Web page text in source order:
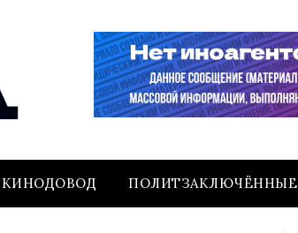
КИНОДОВОД ПОЛИТЗАКЛЮЧЁННЫЕ